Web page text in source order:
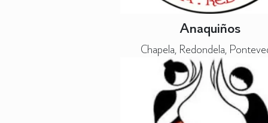
Anaquiños
Chapela, Redondela,